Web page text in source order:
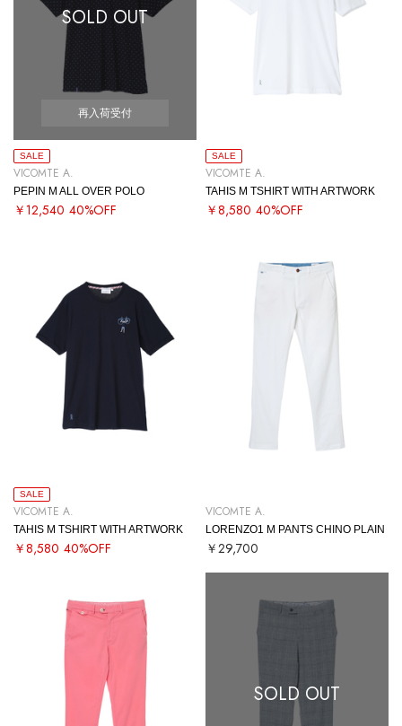
SOLD OUT
再入荷受付
SALE
VICOMTE A.
PEPIN M ALL OVER POLO
￥12,540 40%OFF
SALE
VICOMTE A.
TAHIS M TSHIRT WITH ARTWORK
￥8,580 40%OFF
SALE
VICOMTE A.
TAHIS M TSHIRT WITH ARTWORK
￥8,580 40%OFF
VICOMTE A.
LORENZO1 M PANTS CHINO PLAIN
￥29,700
SOLD OUT